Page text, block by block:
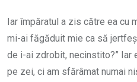
Iar împăratul a zis către ea cu
mi-ai făgăduit mie ca să
de i-ai zdrobit, necinstito?” Iar
pe zei, ci am sfărâmat numai